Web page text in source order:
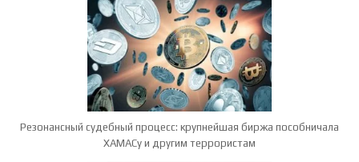
Резонансный судебный процесс: крупнейшая биржа пособничала
ХАМАСу и другим террористам